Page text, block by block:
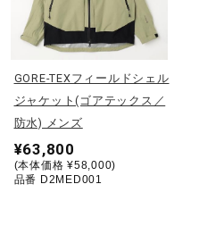
GORE-TEXフィールドシェル
ジャケット(ゴアテックス／
防水) メンズ
¥63,800
(本体価格 ¥58,000)
品番 D2MED001